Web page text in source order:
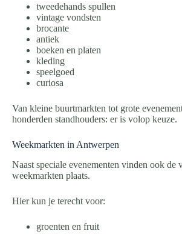
tweedehands spullen
vintage vondsten
brocante
antiek
boeken en platen
kleding
speelgoed
curiosa
Van kleine buurtmarkten tot grote
honderden standhouders: er is volop keuze.
Weekmarkten in Antwerpen
Naast speciale evenementen vinden ook de
weekmarkten plaats.
Hier kun je terecht voor:
groenten en fruit